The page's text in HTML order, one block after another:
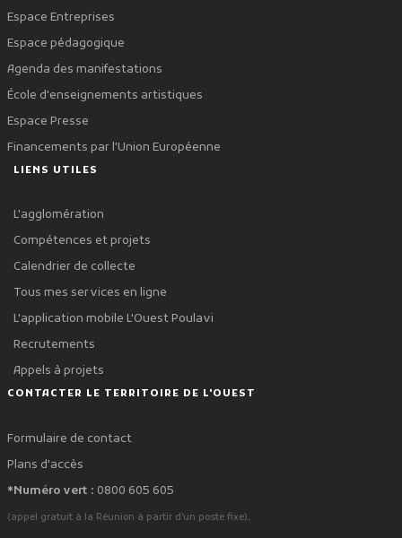
Espace Entreprises
Espace pédagogique
Agenda des manifestations
École d'enseignements artistiques
Espace Presse
Financements par l'Union Européenne
LIENS UTILES
L'agglomération
Compétences et projets
Calendrier de collecte
Tous mes services en ligne
L'application mobile L'Ouest Poulavi
Recrutements
Appels à projets
CONTACTER LE TERRITOIRE DE L'OUEST
Formulaire de contact
Plans d'accès
*Numéro vert : 0800 605 605
(appel gratuit à la Réunion à partir d'un poste fixe).